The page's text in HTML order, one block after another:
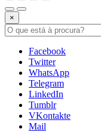
×
Facebook
Twitter
WhatsApp
Telegram
LinkedIn
Tumblr
VKontakte
Mail